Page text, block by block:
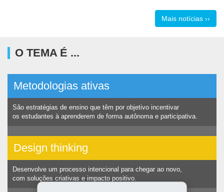
Mais notícias ››
O TEMA É ...
Metodologias ativas
São estratégias de ensino que têm por objetivo incentivar
os estudantes à aprenderem de forma autônoma e participativa.
Design thinking
Desenvolve um processo intencional para chegar ao novo,
com soluções criativas e impacto positivo.